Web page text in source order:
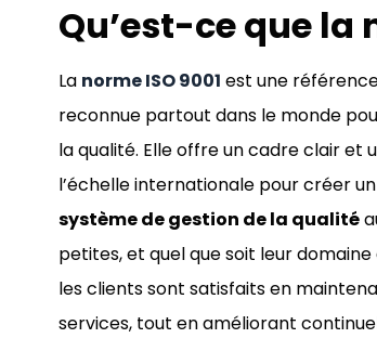
Qu’est-ce que la
La norme ISO 9001 est une
reconnue partout dans le monde
la qualité. Elle offre un cadre clair et
l’échelle internationale pour créer un
système de gestion de la qualité
petites, et quel que soit leur domaine
les clients sont satisfaits en
services, tout en améliorant